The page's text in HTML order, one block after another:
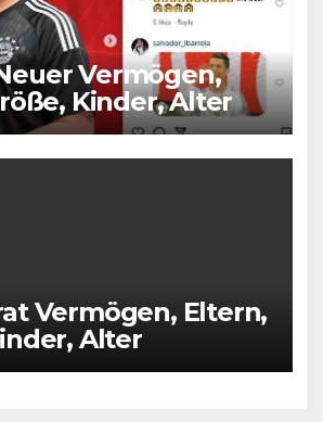
Vermögen,
Kinder, Alter
Vermögen, Eltern,
Alter